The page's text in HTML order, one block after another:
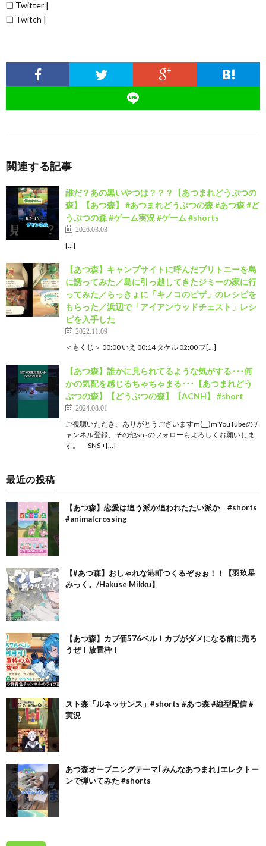
❏ Twitter |
❏ Twitch |
関連する記事
誰だ？あの黒いやつは？？？【あつまれどうぶつの
森】【あつ森】 #あつまれどうぶつの森 #あつ森 #ど
うぶつの森 #ゲーム実況 #ゲーム #shorts
2026.03.03
[…]
【あつ森】キャンプサイトに呼んだブリトニーを島
に誘ってみた／島に引っ越してきたジミーの家に行
ってみた／らっきょに「キノコのピザ」のレシピを
もらった／浜辺で「アイアンウッドチェスト」レシ
ピを入手した
2022.11.09
＜もくじ＞ 00:00 いえ 00:14 タケル 02:00 ブ[…]
【あつ森】誰かに見られてるような気がする･･･何
かの気配を感じるちゃちゃまる･･･【あつまれどう
ぶつの森】【どうぶつの森】【ACNH】 #short
2024.08.01
ご視聴いただき、ありがとうございますm(__)m YouTubeのチ
ャンネル登録、その他snsのフォローもよろしくお願いしま
す。 SNS +[…]
最近の投稿
【あつ森】恋愛は追う派か追われたたい派か #shorts
#animalcrossing
【#あつ森】おしゃれな港町つくるぞぉぉ！！【羽玖星
みっく。/Hakuse Mikku】
【あつ森】カブ価576ベル！カブがダメになる前に売ろ
うぜ！放置枠！
スト森「ルネッサンス」#shorts #あつ森 #縦型配信 #
実況
あつ森オープニングテーマ｢みんなあつまれ｣エレクトー
ンで弾いてみた #shorts